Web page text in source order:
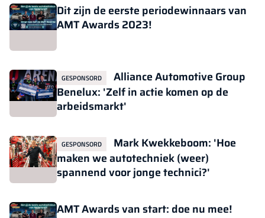
Dit zijn de eerste periodewinnaars van
AMT Awards 2023!
GESPONSORD
Alliance Automotive Group
Benelux: 'Zelf in actie komen op de
arbeidsmarkt'
GESPONSORD
Mark Kwekkeboom: 'Hoe
maken we autotechniek (weer)
spannend voor jonge technici?'
AMT Awards van start: doe nu mee!